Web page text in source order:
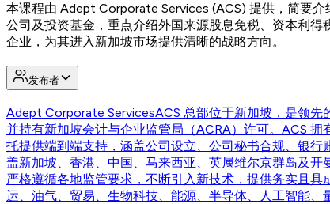
本课程由 Adept Corporate Services (ACS) 提供，简要
公司及投资基金，重点介绍外国来源股息免税、资本利
企业，为其进入新加坡市场提供清晰的战略方向。
发布者
Adept Corporate ServicesACS 总部位于新加坡，是领先
并持有新加坡会计与企业监管局（ACRA）许可。ACS
托提供端到端支持，涵盖公司设立、公司秘书合规、银
盖新加坡、香港、中国、马来西亚、英属维尔京群岛及
严格遵循各地监管要求，不断引入新技术，提供务实且
运、油气、贸易、生物科技、能源、半导体、人工智能